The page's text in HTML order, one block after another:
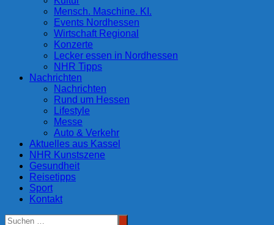
Mensch. Maschine. KI.
Events Nordhessen
Wirtschaft Regional
Konzerte
Lecker essen in Nordhessen
NHR Tipps
Nachrichten
Nachrichten
Rund um Hessen
Lifestyle
Messe
Auto & Verkehr
Aktuelles aus Kassel
NHR Kunstszene
Gesundheit
Reisetipps
Sport
Kontakt